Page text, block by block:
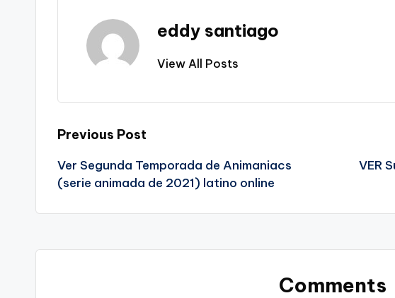
eddy santiago
View All Posts
Post
navigation
Previous Post
Ver Segunda Temporada de Animaniacs
(serie animada de 2021) latino online
VER
Comments